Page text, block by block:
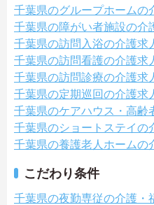
千葉県のグループホームの
千葉県の障がい者施設の介
千葉県の訪問入浴の介護求
千葉県の訪問看護の介護求
千葉県の訪問診療の介護求
千葉県の定期巡回の介護求
千葉県のケアハウス・高齢
千葉県のショートステイの
千葉県の養護老人ホームの
こだわり条件
千葉県の夜勤専従の介護・